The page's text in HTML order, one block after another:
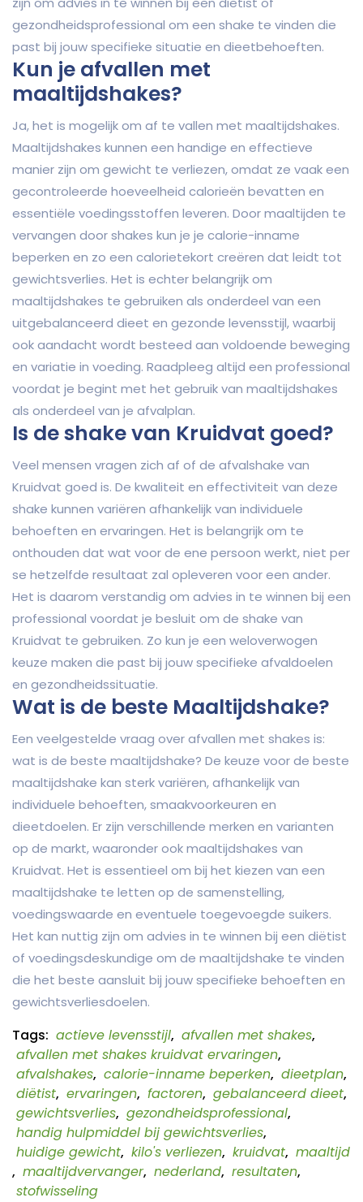
gezondheidsprofessional om een shake te vinden die
past bij jouw specifieke situatie en dieetbehoeften.
Kun je afvallen met
maaltijdshakes?
Ja, het is mogelijk om af te vallen met maaltijdshakes.
Maaltijdshakes kunnen een handige en effectieve
manier zijn om gewicht te verliezen, omdat ze vaak een
gecontroleerde hoeveelheid calorieën bevatten en
essentiële voedingsstoffen leveren. Door maaltijden te
vervangen door shakes kun je je calorie-inname
beperken en zo een calorietekort creëren dat leidt tot
gewichtsverlies. Het is echter belangrijk om
maaltijdshakes te gebruiken als onderdeel van een
uitgebalanceerd dieet en gezonde levensstijl, waarbij
ook aandacht wordt besteed aan voldoende beweging
en variatie in voeding. Raadpleeg altijd een professional
voordat je begint met het gebruik van maaltijdshakes
als onderdeel van je afvalplan.
Is de shake van Kruidvat goed?
Veel mensen vragen zich af of de afvalshake van
Kruidvat goed is. De kwaliteit en effectiviteit van deze
shake kunnen variëren afhankelijk van individuele
behoeften en ervaringen. Het is belangrijk om te
onthouden dat wat voor de ene persoon werkt, niet per
se hetzelfde resultaat zal opleveren voor een ander.
Het is daarom verstandig om advies in te winnen bij een
professional voordat je besluit om de shake van
Kruidvat te gebruiken. Zo kun je een weloverwogen
keuze maken die past bij jouw specifieke afvaldoelen
en gezondheidssituatie.
Wat is de beste Maaltijdshake?
Een veelgestelde vraag over afvallen met shakes is:
wat is de beste maaltijdshake? De keuze voor de beste
maaltijdshake kan sterk variëren, afhankelijk van
individuele behoeften, smaakvoorkeuren en
dieetdoelen. Er zijn verschillende merken en varianten
op de markt, waaronder ook maaltijdshakes van
Kruidvat. Het is essentieel om bij het kiezen van een
maaltijdshake te letten op de samenstelling,
voedingswaarde en eventuele toegevoegde suikers.
Het kan nuttig zijn om advies in te winnen bij een diëtist
of voedingsdeskundige om de maaltijdshake te vinden
die het beste aansluit bij jouw specifieke behoeften en
gewichtsverliesdoelen.
Tags: actieve levensstijl, afvallen met shakes,
afvallen met shakes kruidvat ervaringen,
afvalshakes, calorie-inname beperken, dieetplan,
diëtist, ervaringen, factoren, gebalanceerd dieet,
gewichtsverlies, gezondheidsprofessional,
handig hulpmiddel bij gewichtsverlies,
huidige gewicht, kilo's verliezen, kruidvat, maaltijd
, maaltijdvervanger, nederland, resultaten,
stofwisseling